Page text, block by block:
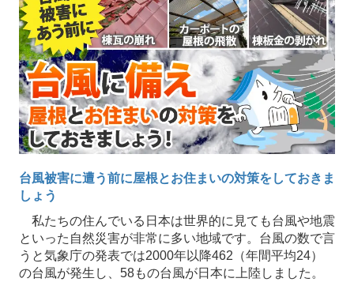
台風被害に遭う前に屋根とお住まいの対策をしておきま
しょう
私たちの住んでいる日本は世界的に見ても台風や地震
といった自然災害が非常に多い地域です。台風の数で言
うと気象庁の発表では2000年以降462（年間平均24）
の台風が発生し、58もの台風が日本に上陸しました。